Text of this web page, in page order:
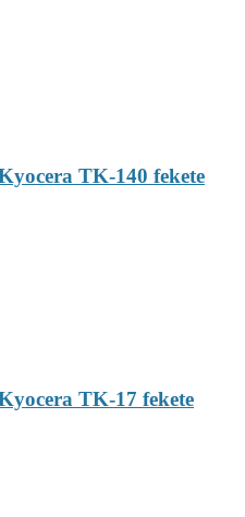
TK-140 fekete
TK-17 fekete